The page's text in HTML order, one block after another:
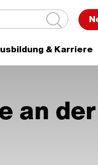
& Karriere
an der